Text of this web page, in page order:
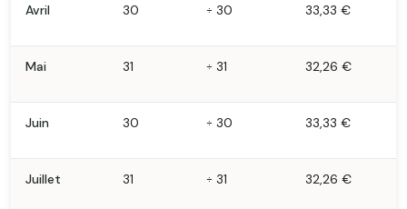
Avril 30 ÷ 30 33,33 €
Mai 31 ÷ 31 32,26 €
Juin 30 ÷ 30 33,33 €
Juillet 31 ÷ 31 32,26 €